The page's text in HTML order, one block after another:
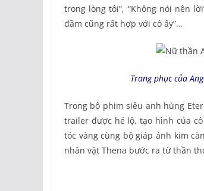
trong lòng tôi”, “Không nói nên
đầm cũng rất hợp với cô ấy”…
Trang phục của
Trong bộ phim siêu anh hùng
trailer được hé lộ, tạo hình của
tóc vàng cùng bộ giáp ánh kim
nhân vật Thena bước ra từ thần